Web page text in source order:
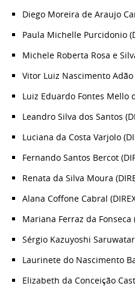
Diego Moreira de Araujo
Paula Michelle Purcidonio
Michele Roberta Rosa e
Vitor Luiz Nascimento Adão
Luiz Eduardo Fontes Mello
Leandro Silva dos Santos
Luciana da Costa Varjolo
Fernando Santos Bercot
Renata da Silva Moura
Alana Coffone Cabral
Mariana Ferraz da Fonseca
Sérgio Kazuyoshi
Laurinete do Nascimento
Elizabeth da Conceição